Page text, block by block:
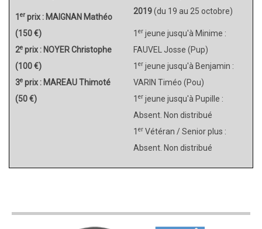
1 erprix : MAIGNAN Mathéo
(150 €)
2e prix : NOYER Christophe
(100 €)
3e prix : MAREAU Thimoté
(50 €)
2019(du 19 au 25 octobre)
1 er jeune jusqu'à Minime :
FAUVEL Josse (Pup)
1 er jeune jusqu'à Benjamin :
VARIN Timéo (Pou)
1 er jeune jusqu'à Pupille :
Absent. Non distribué
1 er Vétéran / Senior plus :
Absent. Non distribué